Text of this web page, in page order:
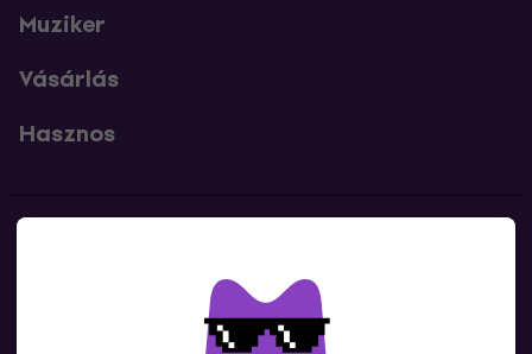
Muziker
Vásárlás
Hasznos
Lépj kapcsolatba velünk